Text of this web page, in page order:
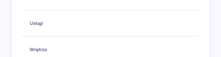
Usługi
Wnętrza